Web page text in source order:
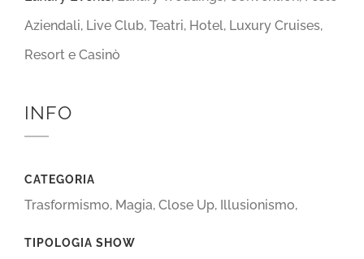
Aziendali, Live Club, Teatri, Hotel, Luxury Cruises,
Resort e Casinò
INFO
CATEGORIA
Trasformismo, Magia, Close Up, Illusionismo,
TIPOLOGIA SHOW